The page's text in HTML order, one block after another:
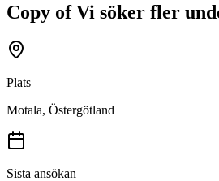
Copy of Vi söker fler
Plats
Motala, Östergötland
Sista ansökan